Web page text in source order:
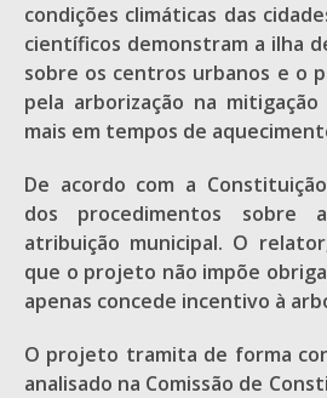
condições climáticas das
científicos demonstram a ilha
sobre os centros urbanos e o
pela arborização na
mais em tempos de
De acordo com a
dos procedimentos sobre
atribuição municipal. O
que o projeto não impõe
apenas concede incentivo à
O projeto tramita de forma
analisado na Comissão de